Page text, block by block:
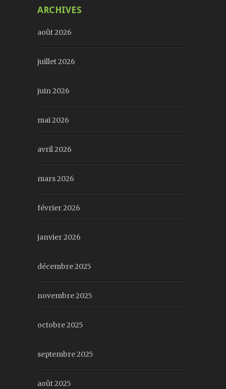
ARCHIVES
août 2026
juillet 2026
juin 2026
mai 2026
avril 2026
mars 2026
février 2026
janvier 2026
décembre 2025
novembre 2025
octobre 2025
septembre 2025
août 2025